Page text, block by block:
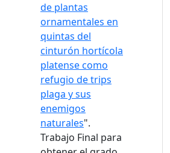
de plantas
ornamentales en
quintas del
cinturón hortícola
platense como
refugio de trips
plaga y sus
enemigos
naturales".
Trabajo Final para